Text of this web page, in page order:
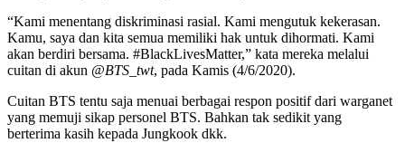
“Kami menentang diskriminasi rasial. Kami mengutuk kekerasan.
Kamu, saya dan kita semua memiliki hak untuk dihormati. Kami
akan berdiri bersama. #BlackLivesMatter,” kata mereka melalui
cuitan di akun @BTS_twt, pada Kamis (4/6/2020).
Cuitan BTS tentu saja menuai berbagai respon positif dari warganet
yang memuji sikap personel BTS. Bahkan tak sedikit yang
berterima kasih kepada Jungkook dkk.